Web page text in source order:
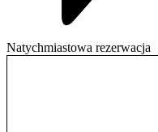
Natychmiastowa rezerwacja